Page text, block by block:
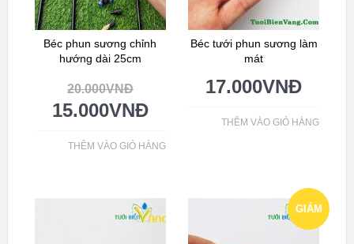
Béc phun sương chỉnh
hướng dài 25cm
20.000VNĐ
15.000VNĐ
THÊM VÀO GIỎ HÀNG
Béc tưới phun sương làm
mát
17.000VNĐ
THÊM VÀO GIỎ HÀNG
GIẢM